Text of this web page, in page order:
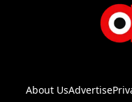
About UsAdvertise